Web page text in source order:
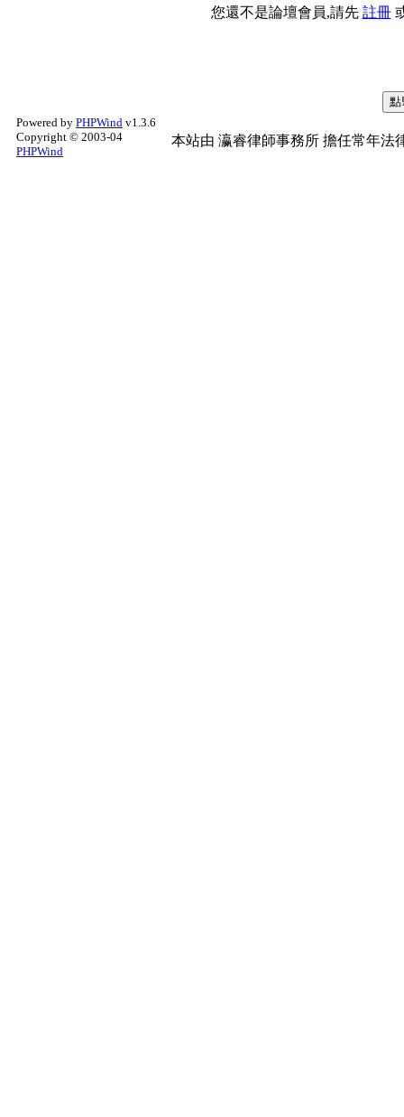
您還不是論壇會員,請先 註冊
Powered by PHPWind v1.3.6
Copyright © 2003-04
PHPWind
本站由 瀛睿律師事務所 擔任常年法